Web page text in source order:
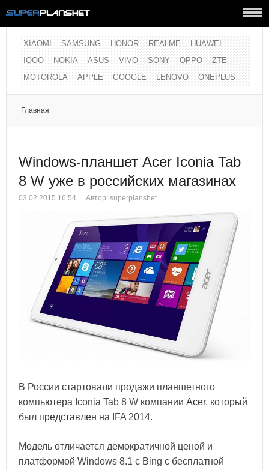
XIAOMI SAMSUNG HONOR REALME
HUAWEI
IQOO
NOKIA ASUS VIVO SONY OPPO
ZTE
MOTOROLA
APPLE GOOGLE LENOVO ONEPLUS
Главная
Windows-планшет Acer Iconia Tab
8 W уже в российских магазинах
03.02.2015 16:54 Автор: superplanshet
В России стартовали продажи планшетного
компьютера Iconia Tab 8 W компании Acer, который
был представлен на IFA 2014.
Модель отличается демократичной ценой и
платформой Windows 8.1 с Bing с бесплатной